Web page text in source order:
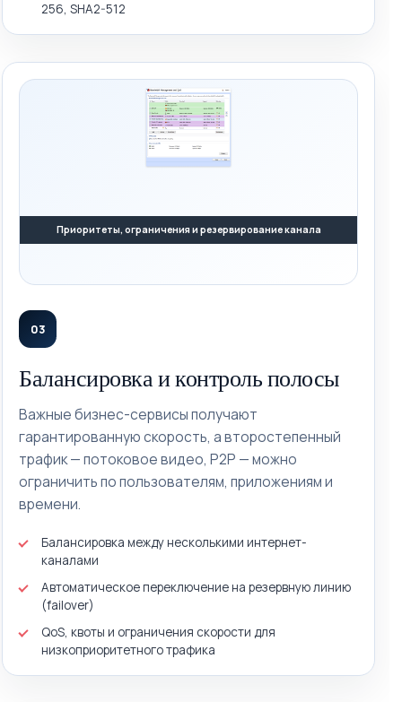
256, SHA2-512
Приоритеты, ограничения и резервирование канала
03
Балансировка и контроль полосы
Важные бизнес-сервисы получают
гарантированную скорость, а второстепенный
трафик — потоковое видео, P2P — можно
ограничить по пользователям, приложениям и
времени.
Балансировка между несколькими интернет-
каналами
Автоматическое переключение на резервную линию
(failover)
QoS, квоты и ограничения скорости для
низкоприоритетного трафика